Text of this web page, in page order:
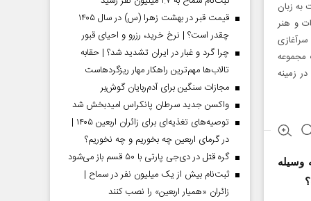
ایران‌زمین که بیش از 20 سال است به زبان
و هنر
سرآغازی
مجموعه
زمینه
وسیله
قیمت قبر در بهشت زهرا (س) در سال ۱۴۰۵
چقدر است؟ | نرخ خرید، رزرو و احیای قبور
چرا گرد و غبار در ایران تشدید شد؟ | حقابه
تالاب‌ها مهم‌ترین راهکار مهار ریزگردهاست
مجازات سنگین برای آدم‌ربایان گوش‌بر
واکسن جدید سرطان پانکراس امیدبخش شد
توصیه‌های تغذیه‌ای برای زائران اربعین ۱۴۰۵ |
در گرمای اربعین چه بخوریم و چه نخوریم؟
گره قتل در دی‌جی پارتی با ۵۰ قسم باز می‌شود
ثبت‌نام بیش از یک میلیون نفر در سماح |
زائران «همیار اربعین» را نصب کنند